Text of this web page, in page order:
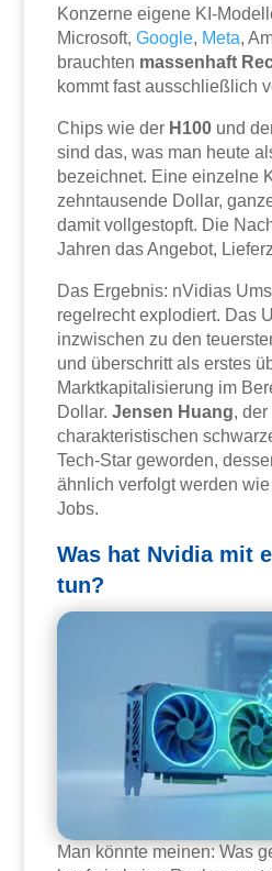
Konzerne eigene KI-
Microsoft,Google, Meta,
brauchten massenhaft
kommt fast ausschließlich
Chips wie der H100 und
sind das, was man heute
bezeichnet. Eine einzelne
zehntausende Dollar,
damit vollgestopft. Die
Jahren das Angebot,
Das Ergebnis: nVidias
regelrecht explodiert. Das
inzwischen zu den
und überschritt als erstes
Marktkapitalisierung im
Dollar.Jensen Huang,
charakteristischen
Tech-Star geworden,
ähnlich verfolgt werden
Jobs.
Was hat Nvidia mit
tun?
Man könnte meinen: Was